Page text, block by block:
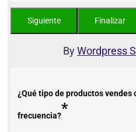
ByWordpress
¿Qué tipo de productos vendes
frecuencia?*